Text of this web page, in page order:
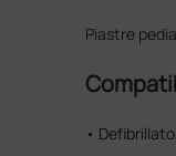
Piastre
•